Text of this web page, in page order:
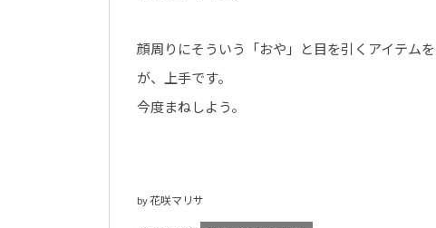
顔周りにそういう「おや」と目を引くアイテム
が、上手です。
今度まねしよう。
by花咲マリサ